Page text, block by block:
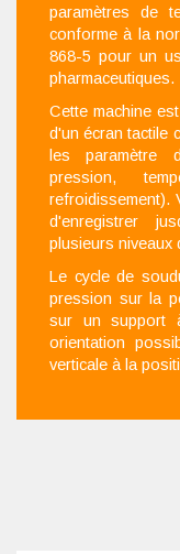
paramètres de
conforme à la
868-5 pour un
pharmaceutiques.
Cette machine
d'un écran tactile
les paramètre
pression,
refroidissement).
d'enregistrer
plusieurs niveaux
Le cycle de
pression sur la
sur un support
orientation
verticale à la